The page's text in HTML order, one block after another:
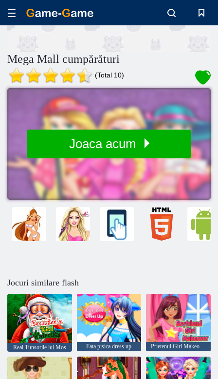
Mega Mall cumpărături
(Total 10)
Joaca acum
Jocuri similare flash
Real Tunsorile lui Mos Fata pisica dress up Prietenul Girl Makeover